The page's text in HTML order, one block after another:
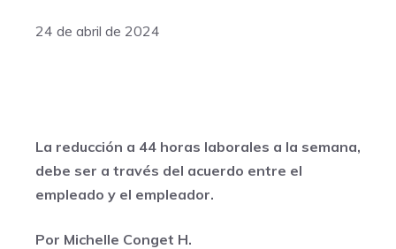
24 de abril de 2024
La reducción a 44 horas laborales a la semana,
debe ser a través del acuerdo entre el
empleado y el empleador.
Por Michelle Conget H.